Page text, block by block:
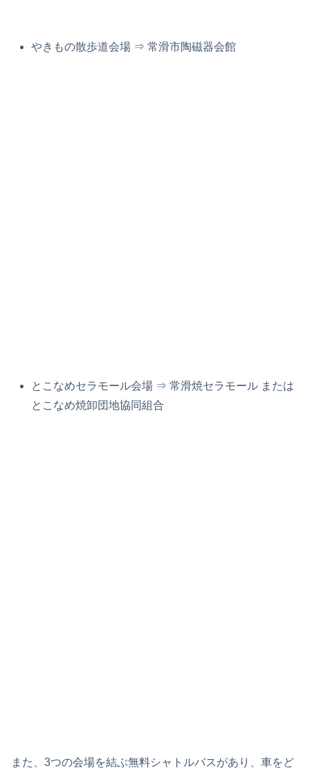
やきもの散歩道会場 ⇒ 常滑市陶磁器会館
とこなめセラモール会場 ⇒ 常滑焼セラモール または
とこなめ焼卸団地協同組合
また、3つの会場を結ぶ無料シャトルバスがあり、車をど